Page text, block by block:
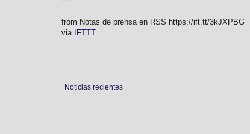
from Notas de prensa en RSS https://ift.tt/3kJXPBG
via IFTTT
Noticias recientes